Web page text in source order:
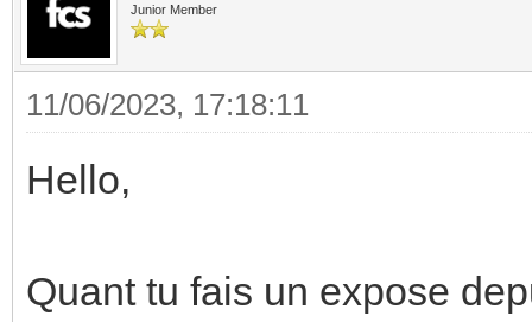
Junior Member
11/06/2023, 17:18:11
Hello,
Quant tu fais un expose